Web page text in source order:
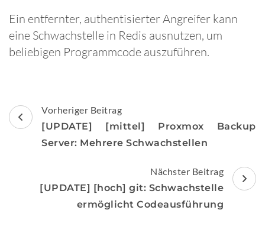
Ein entfernter, authentisierter Angreifer kann
eine Schwachstelle in Redis ausnutzen, um
beliebigen Programmcode auszuführen.
Beitragsnavigation
Vorheriger Beitrag
[UPDATE] [mittel] Proxmox Backup
Server: Mehrere Schwachstellen
Nächster Beitrag
[UPDATE] [hoch] git: Schwachstelle
ermöglicht Codeausführung